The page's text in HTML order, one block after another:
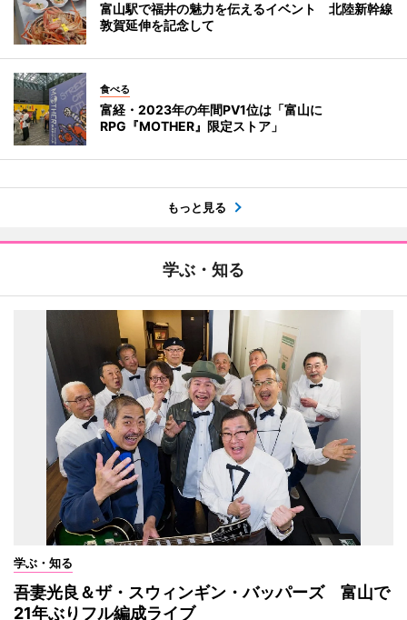
富山駅で福井の魅力を伝えるイベント 北陸新幹線
敦賀延伸を記念して
食べる
富経・2023年の年間PV1位は「富山に
RPG『MOTHER』限定ストア」
もっと見る
学ぶ・知る
学ぶ・知る
吾妻光良＆ザ・スウィンギン・バッパーズ 富山で
21年ぶりフル編成ライブ